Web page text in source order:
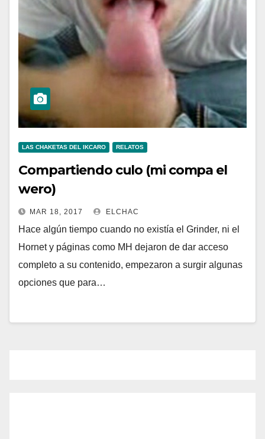
LAS CHAKETAS DEL IKCARO RELATOS
Compartiendo culo (mi compa el
wero)
MAR 18, 2017 ELCHAC
Hace algún tiempo cuando no existía el Grinder, ni el
Hornet y páginas como MH dejaron de dar acceso
completo a su contenido, empezaron a surgir algunas
opciones que para…